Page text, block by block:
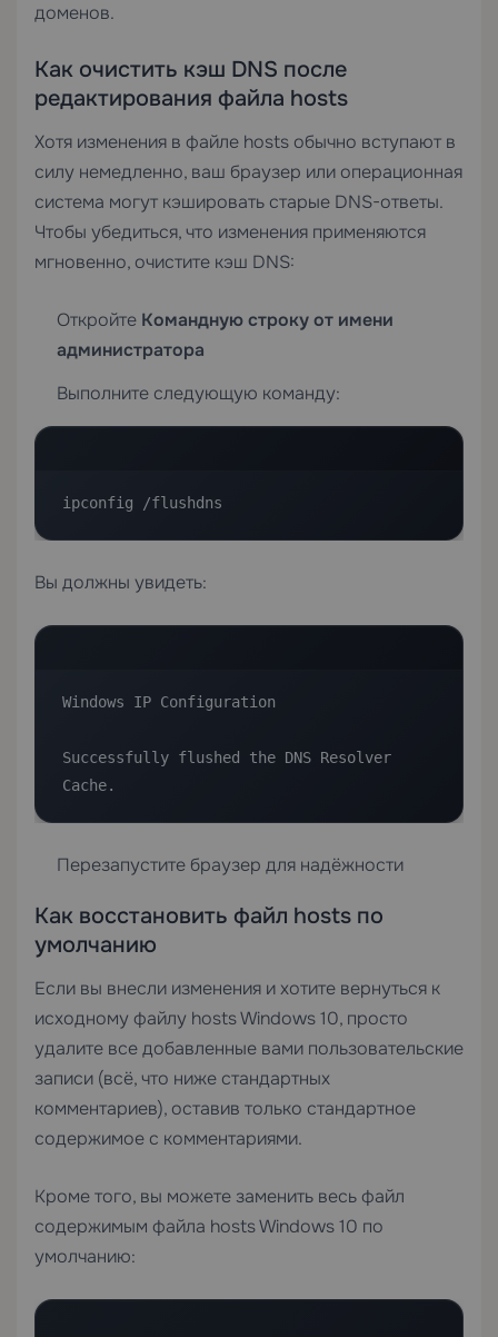
доменов.
Как очистить кэш DNS после
редактирования файла hosts
Хотя изменения в файле hosts обычно вступают в
силу немедленно, ваш браузер или операционная
система могут кэшировать старые DNS-ответы.
Чтобы убедиться, что изменения применяются
мгновенно, очистите кэш DNS:
Откройте Командную строку от имени
администратора
Выполните следующую команду:
ipconfig /flushdns
Вы должны увидеть:
Windows IP Configuration
Successfully flushed the DNS Resolver
Cache.
Перезапустите браузер для надёжности
Как восстановить файл hosts по
умолчанию
Если вы внесли изменения и хотите вернуться к
исходному файлу hosts Windows 10, просто
удалите все добавленные вами пользовательские
записи (всё, что ниже стандартных
комментариев), оставив только стандартное
содержимое с комментариями.
Кроме того, вы можете заменить весь файл
содержимым файла hosts Windows 10 по
умолчанию: